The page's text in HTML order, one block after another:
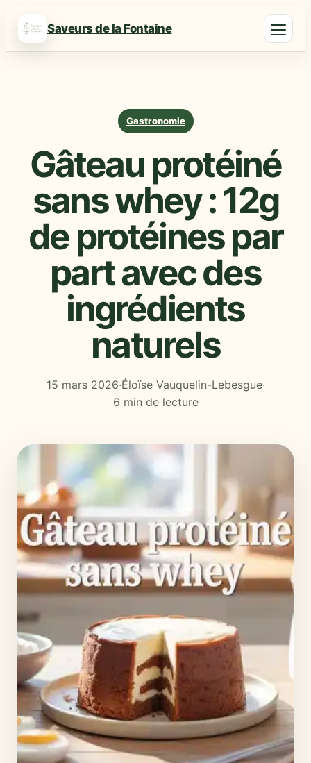
Saveurs de la Fontaine
Gastronomie
Gâteau protéiné
sans whey : 12g
de protéines par
part avec des
ingrédients
naturels
15 mars 2026·Éloïse Vauquelin-Lebesgue·
6 min de lecture